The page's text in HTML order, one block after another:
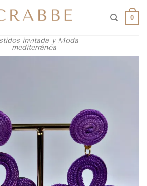
invitada y Moda
mediterránea
0